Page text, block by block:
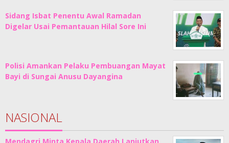
Sidang Isbat Penentu Awal Ramadan
Digelar Usai Pemantauan Hilal Sore Ini
Polisi Amankan Pelaku Pembuangan Mayat
Bayi di Sungai Anusu Dayangina
NASIONAL
Mendagri Minta Kepala Daerah Lanjutkan